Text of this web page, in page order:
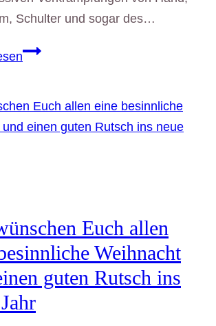
Schulter und sogar des…
Schreibmotorik
Euch allen
Weihnacht
guten Rutsch ins